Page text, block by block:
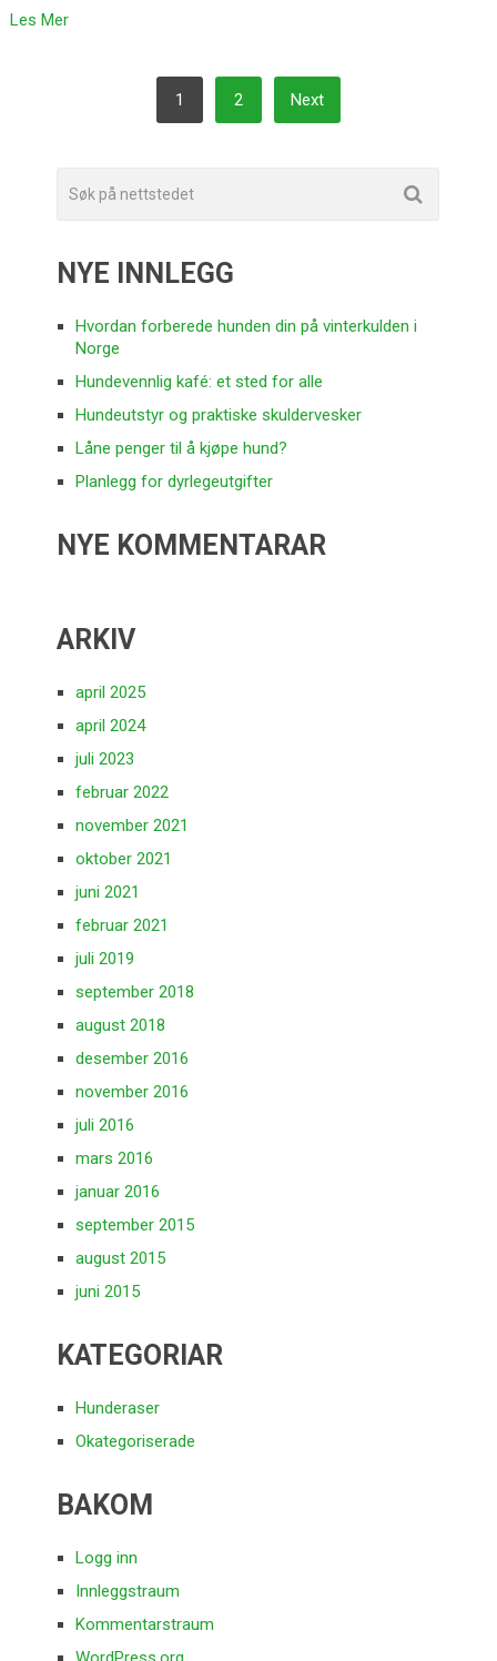
Les Mer
PAGINATION
1 2 Next
NYE INNLEGG
Hvordan forberede hunden din på vinterkulden i
Norge
Hundevennlig kafé: et sted for alle
Hundeutstyr og praktiske skuldervesker
Låne penger til å kjøpe hund?
Planlegg for dyrlegeutgifter
NYE KOMMENTARAR
ARKIV
april 2025
april 2024
juli 2023
februar 2022
november 2021
oktober 2021
juni 2021
februar 2021
juli 2019
september 2018
august 2018
desember 2016
november 2016
juli 2016
mars 2016
januar 2016
september 2015
august 2015
juni 2015
KATEGORIAR
Hunderaser
Okategoriserade
BAKOM
Logg inn
Innleggstraum
Kommentarstraum